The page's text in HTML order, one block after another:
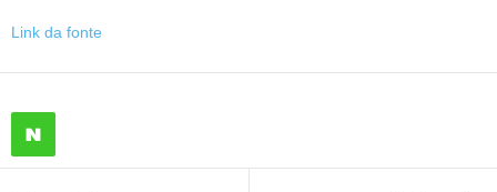
Link da fonte